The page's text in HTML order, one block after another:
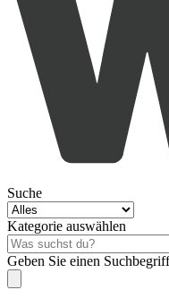
Suche
Kategorie auswählen
Geben Sie einen